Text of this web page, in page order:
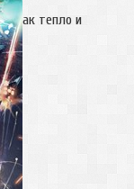
ак тепло и